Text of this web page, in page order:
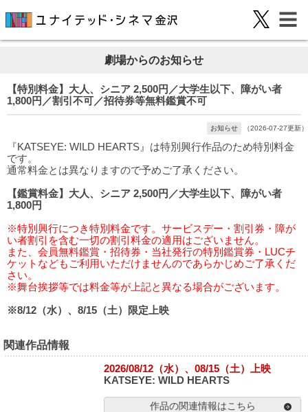
劇場からのお知らせ
【特別料金】大人、シニア 2,500円／大学生以下、障がい者
1,800円／割引不可／招待券等無料鑑賞不可
お知らせ （2026-07-27更新）
『KATSEYE: WILD HEARTS』は特別興行作品のため特別料金
です。
通常料金とは異なりますので予めご了承ください。
【鑑賞料金】大人、シニア 2,500円／大学生以下、障がい者
1,800円
※特別興行につき特別料金です。サービスデー・割引券・障が
い者割引を含む一切の割引料金の適用はございません。
また、会員無料鑑賞・招待券・当社発行の特別鑑賞券・LUCチ
ケットなどもご利用いただけませんのであらかじめご了承くだ
さい。
※舞台挨拶等では料金等が上記と異なる場合がございます。
※8/12（水）、8/15（土）限定上映
関連作品情報
2026/08/12（水）、08/15（土）上映
KATSEYE: WILD HEARTS
作品の関連情報はこちら